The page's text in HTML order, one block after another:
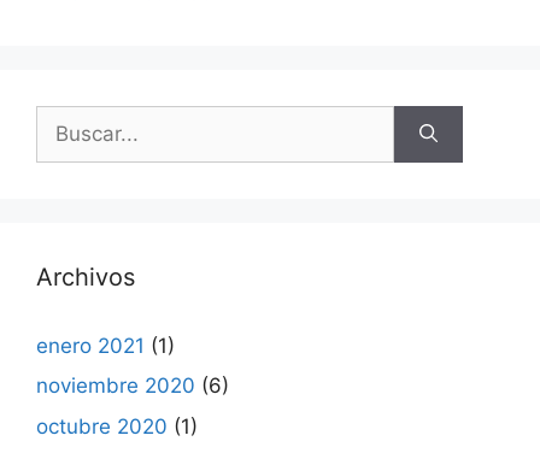
Archivos
enero 2021 (1)
noviembre 2020 (6)
octubre 2020 (1)